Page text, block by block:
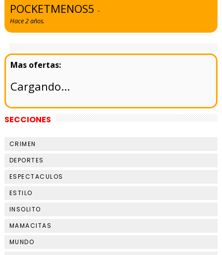
POCKETMENOS5-
Hace 2 años.
Cargando...
SECCIONES
CRIMEN
DEPORTES
ESPECTACULOS
ESTILO
INSOLITO
MAMACITAS
MUNDO